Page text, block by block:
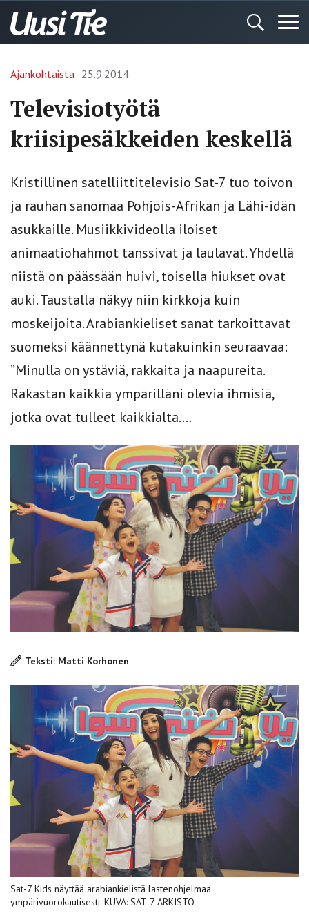
Ajankohtaista 25.9.2014
Televisiotyötä
kriisipesäkkeiden keskellä
Kristillinen satelliittitelevisio Sat-7 tuo toivon
ja rauhan sanomaa Pohjois-Afrikan ja Lähi-idän
asukkaille. Musiikkivideolla iloiset
animaatiohahmot tanssivat ja laulavat. Yhdellä
niistä on päässään huivi, toisella hiukset ovat
auki. Taustalla näkyy niin kirkkoja kuin
moskeijoita. Arabiankieliset sanat tarkoittavat
suomeksi käännettynä kutakuinkin seuraavaa:
”Minulla on ystäviä, rakkaita ja naapureita.
Rakastan kaikkia ympärilläni olevia ihmisiä,
jotka ovat tulleet kaikkialta....
Teksti: Matti Korhonen
Sat-7 Kids näyttää arabiankielistä lastenohjelmaa
ympärivuorokautisesti. KUVA: SAT-7 ARKISTO